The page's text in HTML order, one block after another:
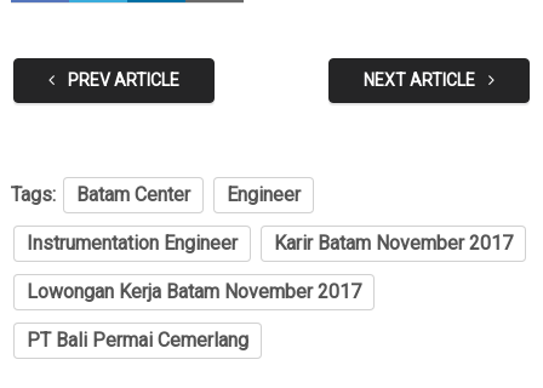
PREV ARTICLE NEXT ARTICLE
Tags: Batam Center Engineer
Instrumentation Engineer Karir Batam November 2017
Lowongan Kerja Batam November 2017
PT Bali Permai Cemerlang